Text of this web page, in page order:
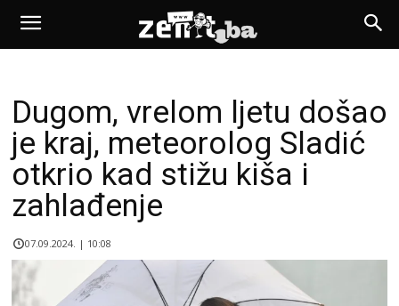
Dugom, vrelom ljetu došao
je kraj, meteorolog Sladić
otkrio kad stižu kiša i
zahlađenje
07.09.2024. | 10:08